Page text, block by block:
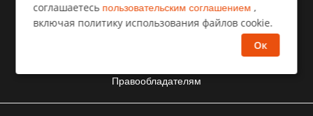
Пользовательское соглашение
Правообладателям⁣
соглашаетесь пользовательским соглашением ,
включая политику использования файлов cookie.
Ок